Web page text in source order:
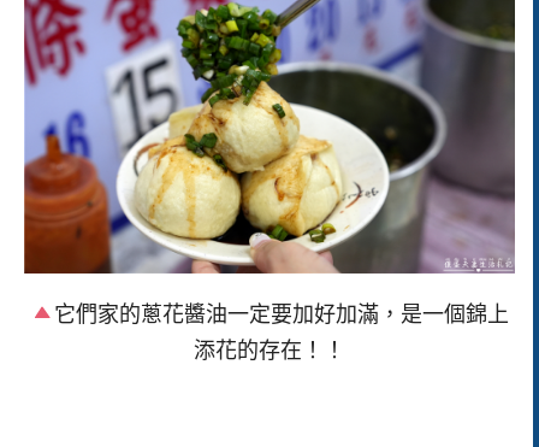
它們家的蔥花醬油一定要加好加滿，是一個錦上
添花的存在！！